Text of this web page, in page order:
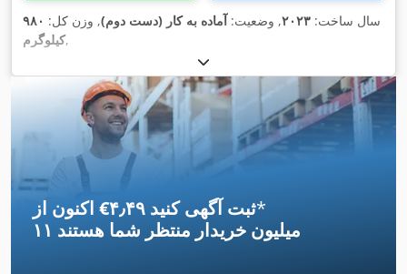
سال ساخت: ۲۰۲۳, وضعیت:آماده به کار (دست دوم), وزن کل: ۹۸۰
کیلوگرم,
اکنون از ‎€۴٫۴۹ ثبت آگهی کنید*
۱۱ میلیون خریدار منتظر شما هستند